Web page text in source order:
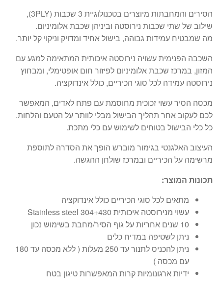
הסירים והמחבתות מיוצרים בטכנולוגיית 3 שכבות (3PLY),
שילוב של שתי שכבות נירוסטה וביניהן שכבת אלומיניום.
מה שמבטיח עמידות גבוהה, בישול אחיד ומדויק וניקוי קל יותר.
השכבה הפנימית עשויה נירוסטה איכותית המתאימה למגע עם
המזון, במרכז שכבת אלומיניום לפיזור חום אופטימלי, ומבחוץ
נירוסטה עמידה לכל סוגי הכיריים, כולל אינדוקציה.
מכסה הסיר עשוי זכוכית מחוסמת עם פתח לאדים, המאפשר
לכם לעקוב אחר תהליך הבישול מבלי לוותר על הטעם והלחות.
כל כלי הבישול בטוחים לשימוש עם כלי מתכת.
העיצוב האלגנטי בגימור מוברש הופך את הסדרה לתוספת
מרשימה על הכיריים ובמרכז שולחן ההגשה.
תכונות המוצר:
מתאים לכל סוגי הכיריים כולל אינדוקציה
עשוי מנירוסטה איכותית Stainless steel 304+430
10 שנים אחריות על גוף הסיר/מחבת בשימוש נכון
ניתן לשטיפה במדיח כלים
ניתן להכניס לתנור עד 250 מעלות ( ללא מכסה עד 180
עם מכסה )
ידיות ארגונומיות קרות המאפשרות טיגון בטח